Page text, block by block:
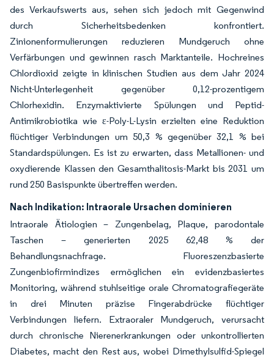
des Verkaufswerts aus, sehen sich jedoch mit Gegenwind
durch Sicherheitsbedenken konfrontiert.
Zinionenformulierungen reduzieren Mundgeruch ohne
Verfärbungen und gewinnen rasch Marktanteile. Hochreines
Chlordioxid zeigte in klinischen Studien aus dem Jahr 2024
Nicht-Unterlegenheit gegenüber 0,12-prozentigem
Chlorhexidin. Enzymaktivierte Spülungen und Peptid-
Antimikrobiotika wie ε-Poly-L-Lysin erzielten eine Reduktion
flüchtiger Verbindungen um 50,3 % gegenüber 32,1 % bei
Standardspülungen. Es ist zu erwarten, dass Metallionen- und
oxydierende Klassen den Gesamthalitosis-Markt bis 2031 um
rund 250 Basispunkte übertreffen werden.
Nach Indikation: Intraorale Ursachen dominieren
Intraorale Ätiologien – Zungenbelag, Plaque, parodontale
Taschen – generierten 2025 62,48 % der
Behandlungsnachfrage. Fluoreszenzbasierte
Zungenbiofirmindizes ermöglichen ein evidenzbasiertes
Monitoring, während stuhlseitige orale Chromatografiegeräte
in drei Minuten präzise Fingerabdrücke flüchtiger
Verbindungen liefern. Extraoraler Mundgeruch, verursacht
durch chronische Nierenerkrankungen oder unkontrollierten
Diabetes, macht den Rest aus, wobei Dimethylsulfid-Spiegel